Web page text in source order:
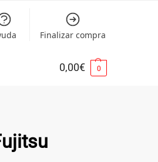
Finalizar compra
0,00€ 0